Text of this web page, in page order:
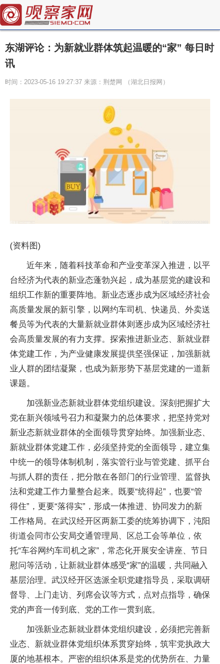
东湖评论：为新就业群体筑起温暖的“家” 每日时
讯
时间：2023-05-16 19:27:37 来源：荆楚网 ​（湖北日报网）
(资料图)
近年来，随着科技革命和产业变革深入推进，以平
台经济为代表的新业态蓬勃兴起，成为基层党的建设和
组织工作新的重要阵地。新业态逐步成为区域经济社会
高质量发展的新引擎，以网约车司机、快递员、外卖送
餐员等为代表的大量新就业群体则逐步成为区域经济社
会高质量发展的有力支撑。探索推进新业态、新就业群
体党建工作，为产业健康发展提供坚强保证，加强新就
业人群的团结凝聚，也成为新形势下基层党建的一道新
课题。
加强新业态新就业群体党组织建设。深刻把握扩大
党在新兴领域号召力和凝聚力的总体要求，把坚持党对
新业态新就业群体的全面领导贯穿始终。加强新业态、
新就业群体党建工作，必须坚持党的全面领导，建立集
中统一的领导体制机制，落实管行业与管党建、抓平台
与抓人群的责任，把分散在各部门的行业管理、监督执
法和党建工作力量整合起来。既要“统得起”，也要“管
得住”，更要“落得实”，形成一体推进、协同发力的新
工作格局。在武汉经开区两新工委的统筹协调下，沌阳
街道会同市公安局交通管理局、区总工会等单位，依
托“车谷网约车司机之家”，常态化开展安全讲座、节日
慰问等活动，让新就业群体感受“家”的温暖，共同融入
基层治理。武汉经开区选派全职党建指导员，采取调研
督导、上门走访、列席会议等方式，点对点指导，确保
党的声音一传到底、党的工作一贯到底。
加强新业态新就业群体党组织建设，必须把完善新
业态、新就业群体党组织体系贯穿始终，筑牢党执政大
厦的地基根本。严密的组织体系是党的优势所在、力量